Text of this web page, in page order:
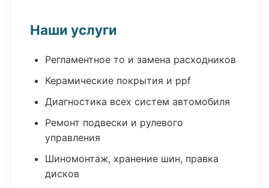
Наши услуги
Регламентное то и замена расходников
Керамические покрытия и ppf
Диагностика всех систем автомобиля
Ремонт подвески и рулевого
управления
Шиномонтаж, хранение шин, правка
дисков